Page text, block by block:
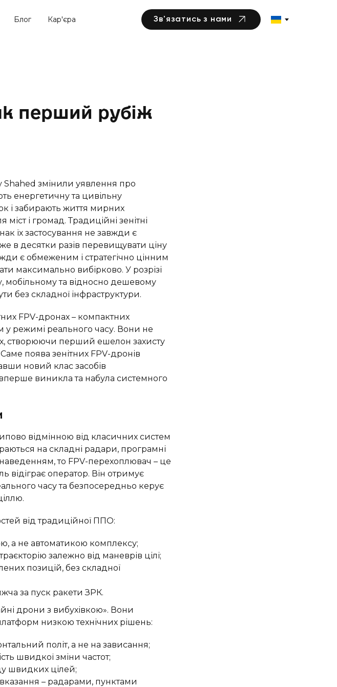
Блог Кар'єра Зв'язатись з нами
перший рубіж
Shahed змінили уявлення про
енергетичну та цивільну
і забирають життя мирних
і громад. Традиційні зенітні
їх застосування не завжди є
в десятки разів перевищувати ціну
є обмеженим і стратегічно цінним
максимально вибірково. У розрізі
мобільному та відносно дешевому
без складної інфраструктури.
FPV-дронах – компактних
у режимі реального часу. Вони не
створюючи перший ешелон захисту
поява зенітних FPV-дронів
новий клас засобів
виникла та набула системного
відмінною від класичних систем
на складні радари, програмні
то FPV-перехоплювач – це
відіграє оператор. Він отримує
часу та безпосередньо керує
від традиційної ППО:
а не автоматикою комплексу;
залежно від маневрів цілі;
позицій, без складної
за пуск ракети ЗРК.
дрони з вибухівкою». Вони
низкою технічних рішень:
політ, а не на зависання;
швидкої зміни частот;
швидких цілей;
– радарами, пунктами